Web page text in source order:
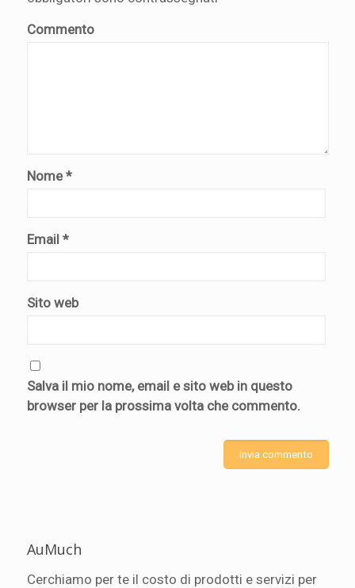
Commento
Nome*
Email *
Sito web
Salva il mio nome, email e sito web in questo
browser per la prossima volta che commento.
AuMuch
Cerchiamo per te il costo di prodotti e servizi per